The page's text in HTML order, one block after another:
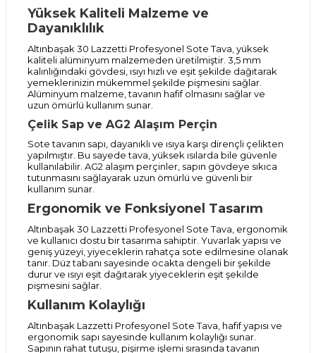
Yüksek Kaliteli Malzeme ve
Dayanıklılık
Altınbaşak 30 Lazzetti Profesyonel Sote Tava, yüksek
kaliteli alüminyum malzemeden üretilmiştir. 3,5 mm
kalınlığındaki gövdesi, ısıyı hızlı ve eşit şekilde dağıtarak
yemeklerinizin mükemmel şekilde pişmesini sağlar.
Alüminyum malzeme, tavanın hafif olmasını sağlar ve
uzun ömürlü kullanım sunar.
Çelik Sap ve AG2 Alaşım Perçin
Sote tavanın sapı, dayanıklı ve ısıya karşı dirençli çelikten
yapılmıştır. Bu sayede tava, yüksek ısılarda bile güvenle
kullanılabilir. AG2 alaşım perçinler, sapın gövdeye sıkıca
tutunmasını sağlayarak uzun ömürlü ve güvenli bir
kullanım sunar.
Ergonomik ve Fonksiyonel Tasarım
Altınbaşak 30 Lazzetti Profesyonel Sote Tava, ergonomik
ve kullanıcı dostu bir tasarıma sahiptir. Yuvarlak yapısı ve
geniş yüzeyi, yiyeceklerin rahatça sote edilmesine olanak
tanır. Düz tabanı sayesinde ocakta dengeli bir şekilde
durur ve ısıyı eşit dağıtarak yiyeceklerin eşit şekilde
pişmesini sağlar.
Kullanım Kolaylığı
Altınbaşak Lazzetti Profesyonel Sote Tava, hafif yapısı ve
ergonomik sapı sayesinde kullanım kolaylığı sunar.
Sapının rahat tutuşu, pişirme işlemi sırasında tavanın